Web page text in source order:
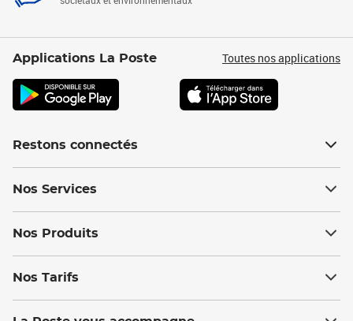
Applications La Poste Toutes nos applications
Restons connectés
Nos Services
Nos Produits
Nos Tarifs